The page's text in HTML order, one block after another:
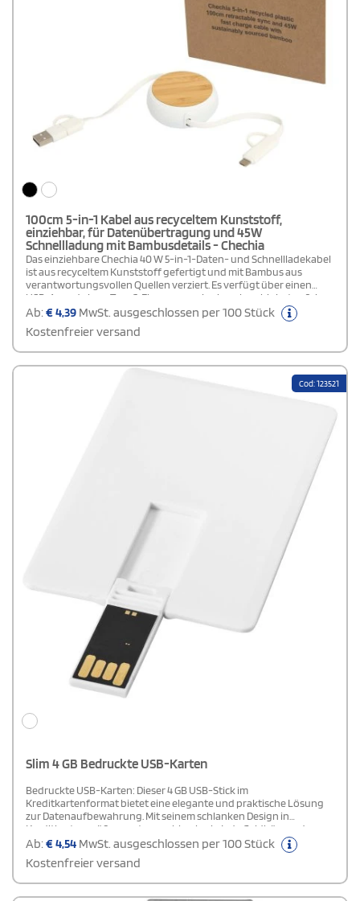
100cm 5-in-1 Kabel aus recyceltem Kunststoff,
einziehbar, für Datenübertragung und 45W
Schnellladung mit Bambusdetails - Chechia
Das einziehbare Chechia 40 W 5-in-1-Daten- und Schnellladekabel
ist aus recyceltem Kunststoff gefertigt und mit Bambus aus
verantwortungsvollen Quellen verziert. Es verfügt über einen
USB-A- und einen Typ-C-Eingang sowie einen kombinierten 2-in-
1-Typ-C- und Lightning-/Micro-USB-Ausgang. Die maximale
Ausgangsleistung beträgt 45 W bei USB-C zu USB-C, 24 W bei USB-
A zu USB-C und 15 W bei allen anderen Anschlüssen. Es ist
kompatibel mit CarPlay und Android Auto und verfügt außerdem
über eine integrierte Telefonladestation für zusätzlichen Komfort.
Ob zu Hause, im Büro oder unterwegs – das Chechia-Kabel bietet
Leistung und Stil in einem kompakten Paket. Länge des Kabels:
Ab:€4,39 MwSt. ausgeschlossen per 100 Stück
Kostenfreier versand
Cod: 123521
Slim 4 GB Bedruckte USB-Karten
Bedruckte USB-Karten: Dieser 4 GB USB-Stick im
Kreditkartenformat bietet eine elegante und praktische Lösung
zur Datenaufbewahrung. Mit seinem schlanken Design in
Kreditkartengröße passt er problemlos in jede Geldbörse oder
Brieftasche und ist somit besonders mobil und
benutzerfreundlich. Trotz der kompakten Größe bietet der USB-
Stick eine Speicherkapazität von 4 GB, ideal für Dokumente, Fotos
und andere wichtige Dateien. Das moderne und minimalistische
Design macht ihn zudem zu einem stilvollen Accessoire für den
Ab:€4,54 MwSt. ausgeschlossen per 100 Stück
Kostenfreier versand